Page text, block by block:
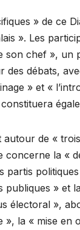
» de ce
». Les
son chef »,
débats,
» et «
autour de «
concerne la «
partis
» et
électoral »,
», la « mise